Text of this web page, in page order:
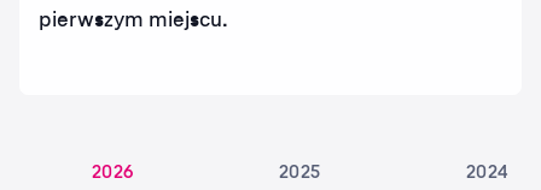
pierwszym miejscu.
2026 2025 2024